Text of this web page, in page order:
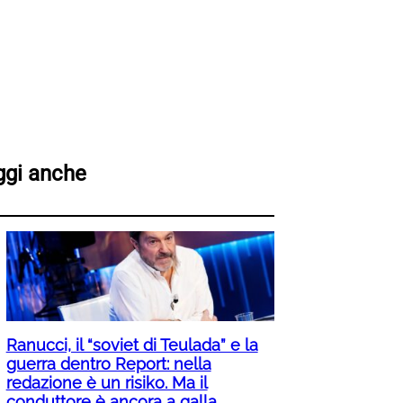
anche
Ranucci, il “soviet di Teulada” e la
guerra dentro Report: nella
redazione è un risiko. Ma il